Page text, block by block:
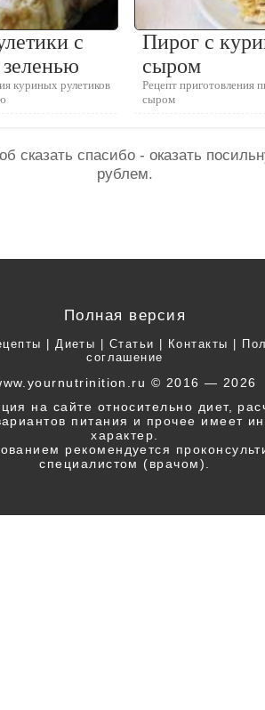
с
куриных рулетиков
Пирог с
сыром
Рецепт приготовления
сыром
сказать спасибо - оказать
рублем.
Полная версия
| Диеты | Статьи | Контакты |
соглашение
© 2016 — 2026
на сайте относительно диет,
питания и прочее имеет
характер.
рекомендуется
специалистом (врачом).